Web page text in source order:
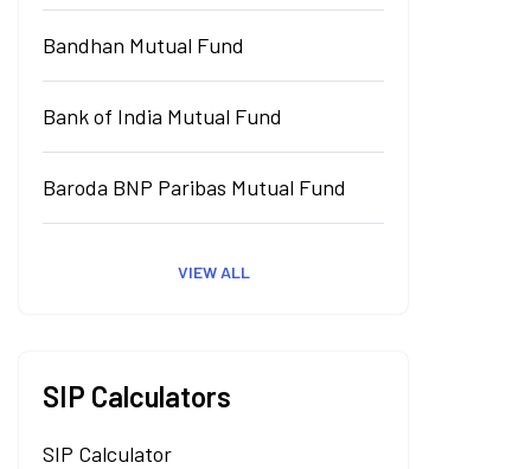
Bandhan Mutual Fund
Bank of India Mutual Fund
Baroda BNP Paribas Mutual Fund
VIEW ALL
SIP Calculators
SIP Calculator